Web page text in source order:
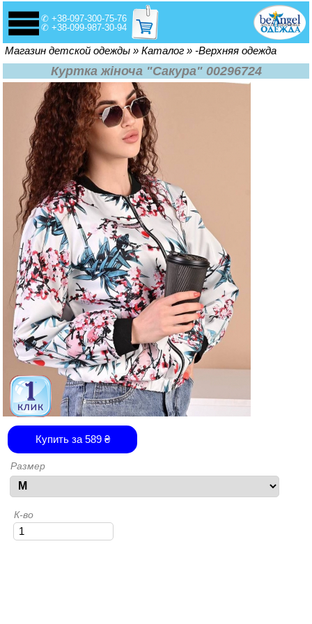
✆ +38-097-300-75-76
✆ +38-099-987-30-94
Вы здесь
Магазин детской одежды » Каталог » -Верхняя одежда
Куртка жіноча "Сакура" 00296724
Купить за 589₴
Размер
К-во